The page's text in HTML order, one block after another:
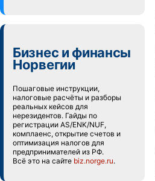
Бизнес и финансы
Норвегии
Пошаговые инструкции,
налоговые расчёты и разборы
реальных кейсов для
нерезидентов. Гайды по
регистрации AS/ENK/NUF,
комплаенс, открытие счетов и
оптимизация налогов для
предпринимателей из РФ.
Всё это на сайте biz.norge.ru.